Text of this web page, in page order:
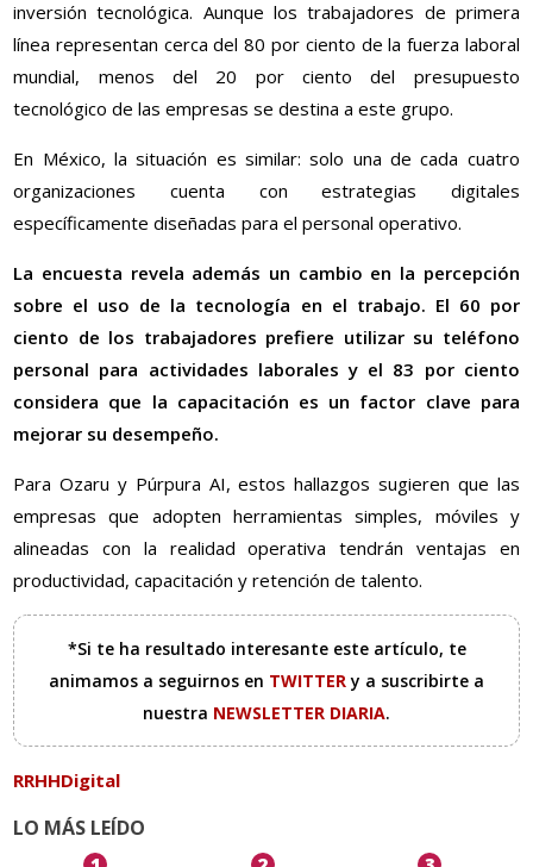
inversión tecnológica. Aunque los trabajadores de primera
línea representan cerca del 80 por ciento de la fuerza laboral
mundial, menos del 20 por ciento del presupuesto
tecnológico de las empresas se destina a este grupo.
En México, la situación es similar: solo una de cada cuatro
organizaciones cuenta con estrategias digitales
específicamente diseñadas para el personal operativo.
La encuesta revela además un cambio en la percepción
sobre el uso de la tecnología en el trabajo. El 60 por
ciento de los trabajadores prefiere utilizar su teléfono
personal para actividades laborales y el 83 por ciento
considera que la capacitación es un factor clave para
mejorar su desempeño.
Para Ozaru y Púrpura AI, estos hallazgos sugieren que las
empresas que adopten herramientas simples, móviles y
alineadas con la realidad operativa tendrán ventajas en
productividad, capacitación y retención de talento.
*Si te ha resultado interesante este artículo, te
animamos a seguirnos en TWITTERy a suscribirte a
nuestra NEWSLETTER DIARIA.
RRHHDigital
LO MÁS LEÍDO